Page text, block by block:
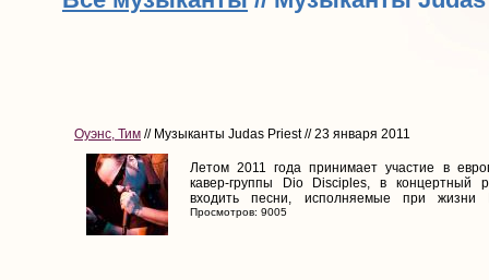
Оуэнс, Тим // Музыканты Judas Priest // 23 января 2011
Летом 2011 года принимает участие в
кавер-группы Dio Disciples, в концертный
входить песни, исполняемые при жизни
Просмотров: 9005